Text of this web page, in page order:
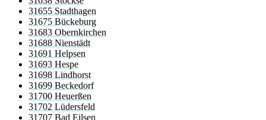
31655 Stadthagen
31675 Bückeburg
31683 Obernkirchen
31688 Nienstädt
31691 Helpsen
31693 Hespe
31698 Lindhorst
31699 Beckedorf
31700 Heuerßen
31702 Lüdersfeld
31707 Bad Eilsen